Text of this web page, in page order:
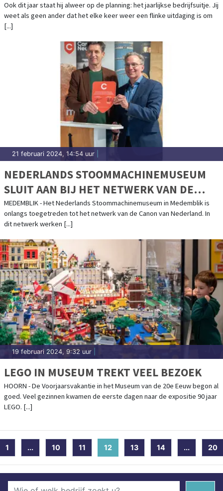
Ook dit jaar staat hij alweer op de planning: het jaarlijkse bedrijfsuitje. Jij
weet als geen ander dat het elke keer weer een flinke uitdaging is om
[...]
21 februari 2024, 14:54 uur
NEDERLANDS STOOMMACHINEMUSEUM
SLUIT AAN BIJ HET NETWERK VAN DE
CANON VAN NEDERLAND
MEDEMBLIK - Het Nederlands Stoommachinemuseum in Medemblik is
onlangs toegetreden tot het netwerk van de Canon van Nederland. In
dit netwerk werken [...]
19 februari 2024, 9:32 uur
LEGO IN MUSEUM TREKT VEEL BEZOEK
HOORN - De Voorjaarsvakantie in het Museum van de 20e Eeuw begon al
goed. Veel gezinnen kwamen de eerste dagen naar de expositie 90 jaar
LEGO. [...]
1 ... 10 11 12 (current)
13 14 ... 20